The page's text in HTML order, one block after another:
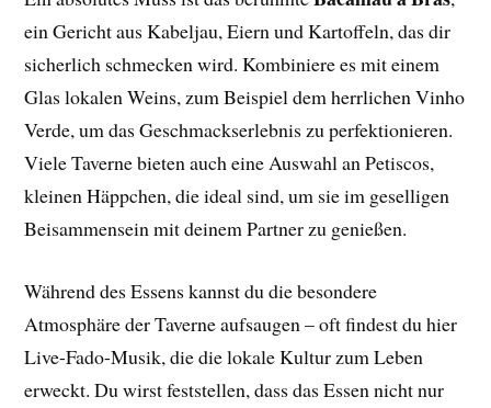
ein Gericht aus Kabeljau, Eiern und Kartoffeln, das dir
sicherlich schmecken wird. Kombiniere es mit einem
Glas lokalen Weins, zum Beispiel dem herrlichen Vinho
Verde, um das Geschmackserlebnis zu perfektionieren.
Viele Taverne bieten auch eine Auswahl an Petiscos,
kleinen Häppchen, die ideal sind, um sie im geselligen
Beisammensein mit deinem Partner zu genießen.
Während des Essens kannst du die besondere
Atmosphäre der Taverne aufsaugen – oft findest du hier
Live-Fado-Musik, die die lokale Kultur zum Leben
erweckt. Du wirst feststellen, dass das Essen nicht nur